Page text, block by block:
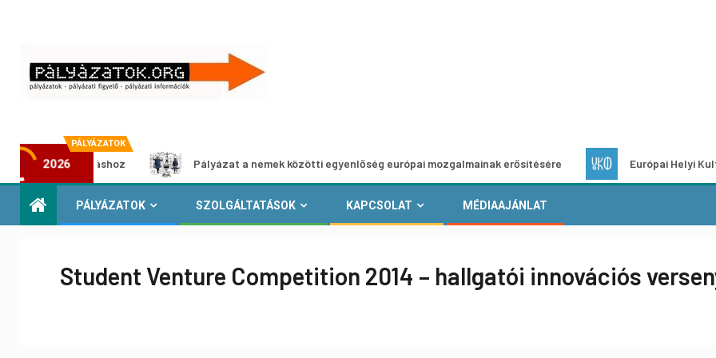
PÁLYÁZATOK
2026
kiállításhoz Pályázat a nemek közötti egyenlőség európai mozgalmainak erősítésére Európai Helyi Kultúra –
PÁLYÁZATOK SZOLGÁLTATÁSOK KAPCSOLAT MÉDIAAJÁNLAT
Student Venture Competition 2014 – hallgatói innovációs